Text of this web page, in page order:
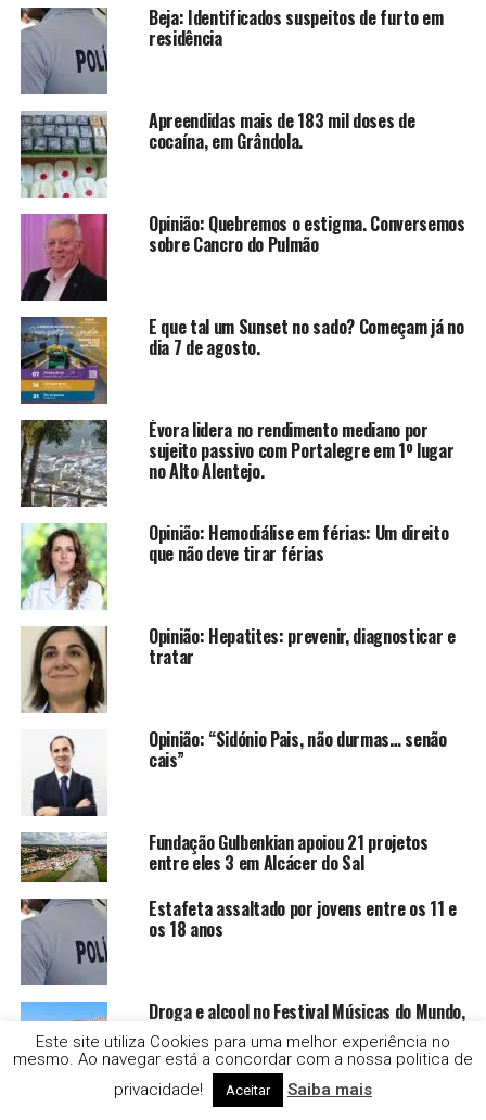
Beja: Identificados suspeitos de furto em
residência
Apreendidas mais de 183 mil doses de
cocaína, em Grândola.
Opinião: Quebremos o estigma. Conversemos
sobre Cancro do Pulmão
E que tal um Sunset no sado? Começam já no
dia 7 de agosto.
Évora lidera no rendimento mediano por
sujeito passivo com Portalegre em 1º lugar
no Alto Alentejo.
Opinião: Hemodiálise em férias: Um direito
que não deve tirar férias
Opinião: Hepatites: prevenir, diagnosticar e
tratar
Opinião: “Sidónio Pais, não durmas… senão
cais”
Fundação Gulbenkian apoiou 21 projetos
entre eles 3 em Alcácer do Sal
Estafeta assaltado por jovens entre os 11 e
os 18 anos
Droga e alcool no Festival Músicas do Mundo,
em Sines
Este site utiliza Cookies para uma melhor experiência no
mesmo. Ao navegar está a concordar com a nossa politica de
privacidade!
Aceitar Saiba mais